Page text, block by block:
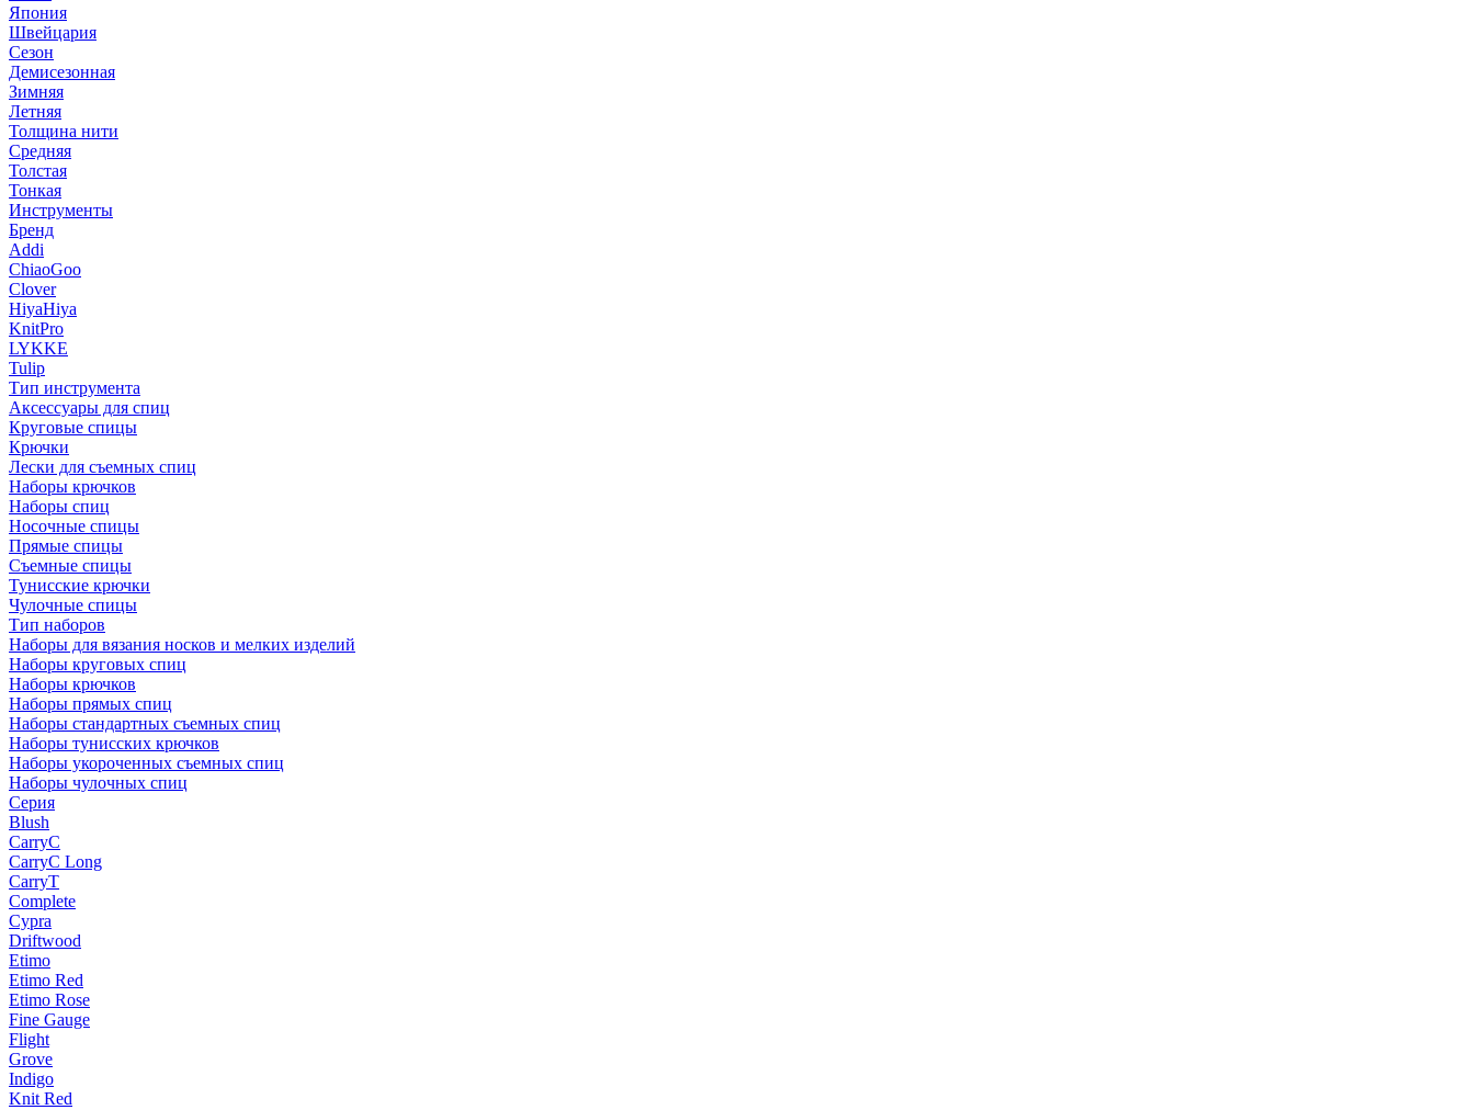
Япония
Швейцария
Сезон
Демисезонная
Зимняя
Летняя
Толщина нити
Средняя
Толстая
Тонкая
Инструменты
Бренд
Addi
ChiaoGoo
Clover
HiyaHiya
KnitPro
LYKKE
Tulip
Тип инструмента
Аксессуары для спиц
Круговые спицы
Крючки
Лески для съемных спиц
Наборы крючков
Наборы спиц
Носочные спицы
Прямые спицы
Съемные спицы
Тунисские крючки
Чулочные спицы
Тип наборов
Наборы для вязания носков и мелких изделий
Наборы круговых спиц
Наборы крючков
Наборы прямых спиц
Наборы стандартных съемных спиц
Наборы тунисских крючков
Наборы укороченных съемных спиц
Наборы чулочных спиц
Серия
Blush
CarryC
CarryC Long
CarryT
Complete
Cypra
Driftwood
Etimo
Etimo Red
Etimo Rose
Fine Gauge
Flight
Grove
Indigo
Knit Red